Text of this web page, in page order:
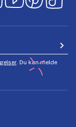
. Du kan melde